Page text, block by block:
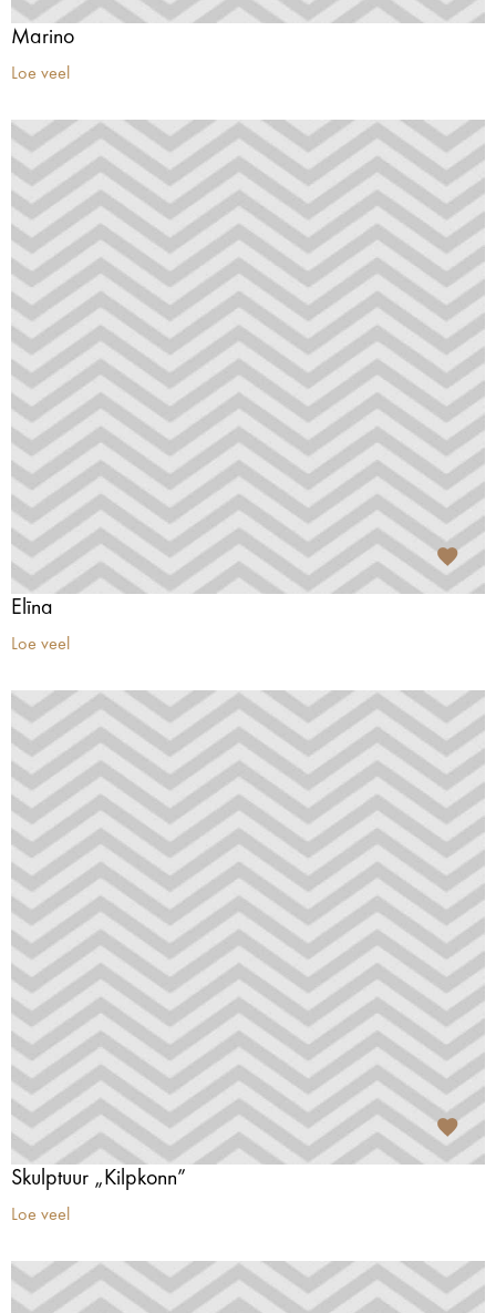
Marino
Loe veel
Elīna
Loe veel
Skulptuur „Kilpkonn”
Loe veel